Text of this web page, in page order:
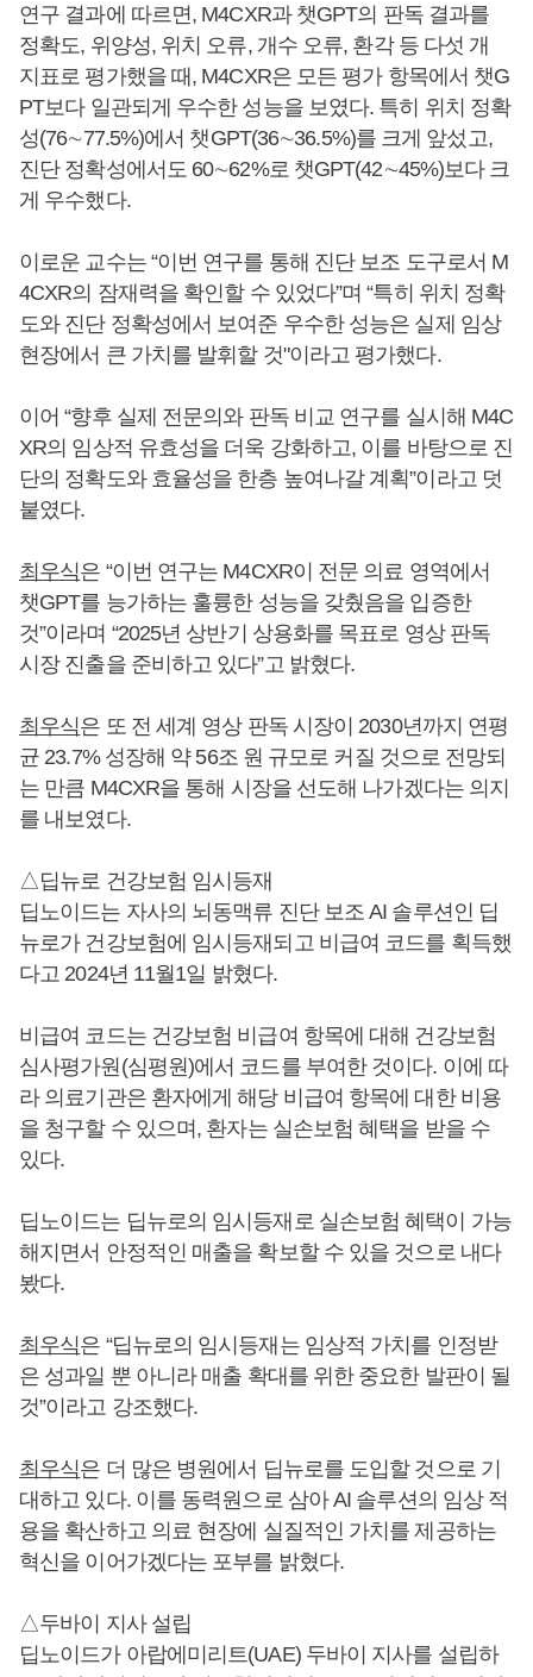
연구 결과에 따르면, M4CXR과 챗GPT의 판독 결과를
정확도, 위양성, 위치 오류, 개수 오류, 환각 등 다섯 개
지표로 평가했을 때, M4CXR은 모든 평가 항목에서 챗G
PT보다 일관되게 우수한 성능을 보였다. 특히 위치 정확
성(76∼77.5%)에서 챗GPT(36∼36.5%)를 크게 앞섰고,
진단 정확성에서도 60∼62%로 챗GPT(42∼45%)보다 크
게 우수했다.
이로운 교수는 “이번 연구를 통해 진단 보조 도구로서 M
4CXR의 잠재력을 확인할 수 있었다”며 “특히 위치 정확
도와 진단 정확성에서 보여준 우수한 성능은 실제 임상
현장에서 큰 가치를 발휘할 것"이라고 평가했다.
이어 “향후 실제 전문의와 판독 비교 연구를 실시해 M4C
XR의 임상적 유효성을 더욱 강화하고, 이를 바탕으로 진
단의 정확도와 효율성을 한층 높여나갈 계획”이라고 덧
붙였다.
최우식은 “이번 연구는 M4CXR이 전문 의료 영역에서
챗GPT를 능가하는 훌륭한 성능을 갖췄음을 입증한
것”이라며 “2025년 상반기 상용화를 목표로 영상 판독
시장 진출을 준비하고 있다”고 밝혔다.
최우식은 또 전 세계 영상 판독 시장이 2030년까지 연평
균 23.7% 성장해 약 56조 원 규모로 커질 것으로 전망되
는 만큼 M4CXR을 통해 시장을 선도해 나가겠다는 의지
를 내보였다.
△딥뉴로 건강보험 임시등재
딥노이드는 자사의 뇌동맥류 진단 보조 AI 솔루션인 딥
뉴로가 건강보험에 임시등재되고 비급여 코드를 획득했
다고 2024년 11월1일 밝혔다.
비급여 코드는 건강보험 비급여 항목에 대해 건강보험
심사평가원(심평원)에서 코드를 부여한 것이다. 이에 따
라 의료기관은 환자에게 해당 비급여 항목에 대한 비용
을 청구할 수 있으며, 환자는 실손보험 혜택을 받을 수
있다.
딥노이드는 딥뉴로의 임시등재로 실손보험 혜택이 가능
해지면서 안정적인 매출을 확보할 수 있을 것으로 내다
봤다.
최우식은 “딥뉴로의 임시등재는 임상적 가치를 인정받
은 성과일 뿐 아니라 매출 확대를 위한 중요한 발판이 될
것”이라고 강조했다.
최우식은 더 많은 병원에서 딥뉴로를 도입할 것으로 기
대하고 있다. 이를 동력원으로 삼아 AI 솔루션의 임상 적
용을 확산하고 의료 현장에 실질적인 가치를 제공하는
혁신을 이어가겠다는 포부를 밝혔다.
△두바이 지사 설립
딥노이드가 아랍에미리트(UAE) 두바이 지사를 설립하